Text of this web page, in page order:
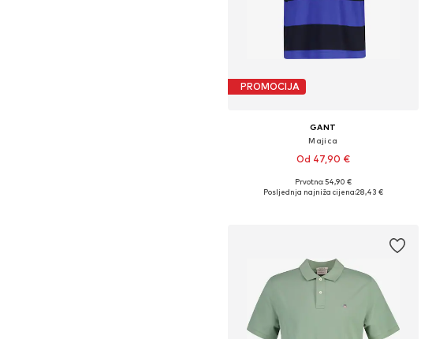
PROMOCIJA
GANT
Majica
Od 47,90 €
Dostupne veličine: S, M, L, XL, XXL, 4XL
Prvotno: 54,90 €
Posljednja najniža cijena:28,43 €